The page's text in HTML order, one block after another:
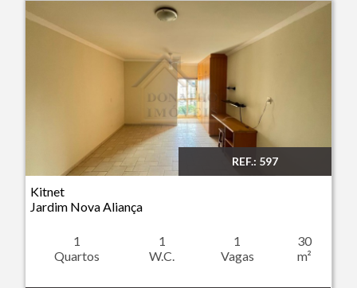
Imóvel: Kitnet - Jardim Nova Aliança - Ribeirão Preto REF.: 597
Kitnet
Jardim Nova Aliança
1
Quartos
1
W.C.
1
Vagas
30
m²